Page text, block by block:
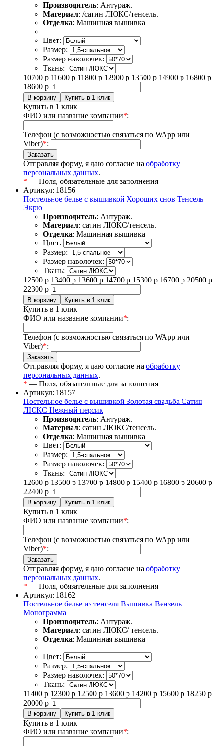
Производитель: Антураж.
Материал: /сатин ЛЮКС/тенсель.
Отделка: Машинная вышивка
Цвет:
Размер:
Размер наволочек:
Ткань:
10700 р 11600 р 11800 р 12900 р 13500 р 14900 р 16800 р
18600 р
Купить в 1 клик
ФИО или название компании*:
Телефон (с возможностью связаться по WApp или
Viber)*:
Отправляя форму, я даю согласие на обработку
персональных данных.
* — Поля, обязательные для заполнения
Артикул: 18156
Постельное белье с вышивкой Хороших снов Тенсель
Экрю
Производитель: Антураж.
Материал: сатин ЛЮКС/тенсель.
Отделка: Машинная вышивка
Цвет:
Размер:
Размер наволочек:
Ткань:
12500 р 13400 р 13600 р 14700 р 15300 р 16700 р 20500 р
22300 р
Купить в 1 клик
ФИО или название компании*:
Телефон (с возможностью связаться по WApp или
Viber)*:
Отправляя форму, я даю согласие на обработку
персональных данных.
* — Поля, обязательные для заполнения
Артикул: 18157
Постельное белье с вышивкой Золотая свадьба Сатин
ЛЮКС Нежный персик
Производитель: Антураж.
Материал: сатин ЛЮКС/тенсель.
Отделка: Машинная вышивка
Цвет:
Размер:
Размер наволочек:
Ткань:
12600 р 13500 р 13700 р 14800 р 15400 р 16800 р 20600 р
22400 р
Купить в 1 клик
ФИО или название компании*:
Телефон (с возможностью связаться по WApp или
Viber)*:
Отправляя форму, я даю согласие на обработку
персональных данных.
* — Поля, обязательные для заполнения
Артикул: 18162
Постельное белье из тенселя Вышивка Вензель
Монограмма
Производитель: Антураж.
Материал: сатин ЛЮКС/ тенсель.
Отделка: Машинная вышивка
Цвет:
Размер:
Размер наволочек:
Ткань:
11400 р 12300 р 12500 р 13600 р 14200 р 15600 р 18250 р
20000 р
Купить в 1 клик
ФИО или название компании*: